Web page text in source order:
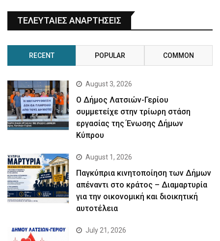
ΤΕΛΕΥΤΑΙΕΣ ΑΝΑΡΤΗΣΕΙΣ
RECENT POPULAR COMMON
August 3, 2026
Ο Δήμος Λατσιών-Γερίου
συμμετείχε στην τρίωρη στάση
εργασίας της Ένωσης Δήμων
Κύπρου
August 1, 2026
Παγκύπρια κινητοποίηση των Δήμων
απέναντι στο κράτος – Διαμαρτυρία
για την οικονομική και διοικητική
αυτοτέλεια
July 21, 2026